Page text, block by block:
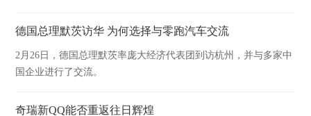
德国总理默茨访华 为何选择与零跑汽车交流
2月26日，德国总理默茨率庞大经济代表团到访杭州，并与多家中
国企业进行了交流。
奇瑞新QQ能否重返往日辉煌